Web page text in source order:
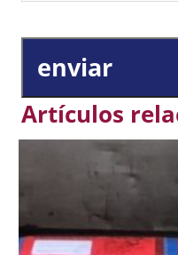
enviar
Artículos